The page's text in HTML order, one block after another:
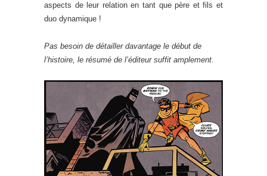
aspects de leur relation en tant que père et fils et
duo dynamique !
Pas besoin de détailler davantage le début de
l’histoire, le résumé de l’éditeur suffit amplement.